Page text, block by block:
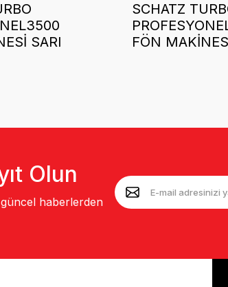
SARI
SCHATZ
FÖN
Olun
haberlerden